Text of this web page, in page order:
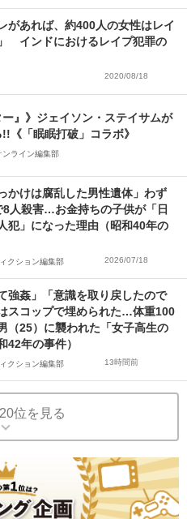
があれば、約400人の女性はレイ
インドにおけるレイプ犯罪の
2020/08/18
ー』》ジェイソン・ステイサムが
《「眠眠打破」コラボ》
ンライン編集部
かけは腐乱した男性遺体」わず
8人殺害…お金持ちの子供が「日
犯」になった理由（昭和40年の
クション編集部 2026/07/18
強姦」「意識を取り戻したので
スコップで埋められた…体重100
（25）に襲われた「女子高生の
42年の事件）
クション編集部 13時間前
位を見る